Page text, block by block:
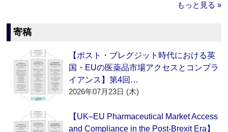
もっと見る »
寄稿
【ポスト・ブレグジット時代における英
国・EUの医薬品市場アクセスとコンプラ
イアンス】第4回…
2026年07月23日 (木)
【UK–EU Pharmaceutical Market Access
and Compliance in the Post-Brexit Era】